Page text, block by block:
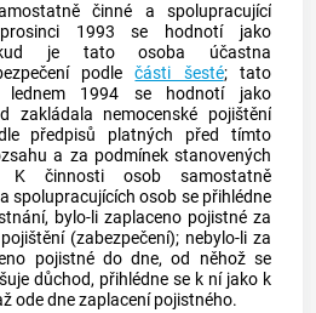
činné a spolupracující
1993 se hodnotí jako
je tato osoba účastna
podlečásti šesté; tato
1994 se hodnotí jako
zakládala nemocenské pojištění
předpisů platných před tímto
a za podmínek stanovených
K činnosti osob samostatně
spolupracujících osob se přihlédne
, bylo-li zaplaceno pojistné za
(zabezpečení); nebylo-li za
pojistné do dne, od něhož se
důchod, přihlédne se k ní jako k
ode dne zaplacení pojistného.